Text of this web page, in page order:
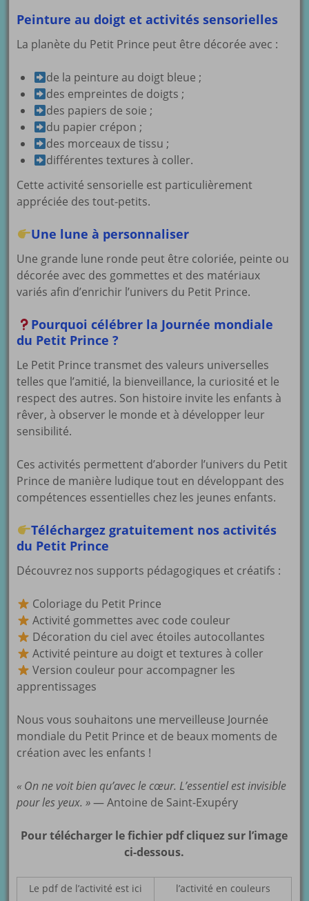
Peinture au doigt et activités sensorielles
La planète du Petit Prince peut être décorée avec :
de la peinture au doigt bleue ;
des empreintes de doigts ;
des papiers de soie ;
du papier crépon ;
des morceaux de tissu ;
différentes textures à coller.
Cette activité sensorielle est particulièrement
appréciée des tout-petits.
Une lune à personnaliser
Une grande lune ronde peut être coloriée, peinte ou
décorée avec des gommettes et des matériaux
variés afin d’enrichir l’univers du Petit Prince.
Pourquoi célébrer la Journée mondiale
du Petit Prince ?
Le Petit Prince transmet des valeurs universelles
telles que l’amitié, la bienveillance, la curiosité et le
respect des autres. Son histoire invite les enfants à
rêver, à observer le monde et à développer leur
sensibilité.
Ces activités permettent d’aborder l’univers du Petit
Prince de manière ludique tout en développant des
compétences essentielles chez les jeunes enfants.
Téléchargez gratuitement nos activités
du Petit Prince
Découvrez nos supports pédagogiques et créatifs :
Coloriage du Petit Prince
Activité gommettes avec code couleur
Décoration du ciel avec étoiles autocollantes
Activité peinture au doigt et textures à coller
Version couleur pour accompagner les
apprentissages
Nous vous souhaitons une merveilleuse Journée
mondiale du Petit Prince et de beaux moments de
création avec les enfants !
« On ne voit bien qu’avec le cœur. L’essentiel est invisible
pour les yeux. »— Antoine de Saint-Exupéry
Pour télécharger le fichier pdf cliquez sur l’image
ci-dessous.
Le pdf de l’activité est ici l’activité en couleurs